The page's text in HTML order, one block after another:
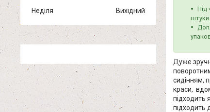
Під
штуки
Дуже
сидінням,
краси,
підходить
підходить
Неділя
Вихідний